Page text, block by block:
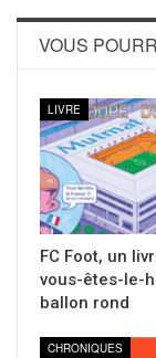
VOUS
LIVRE
FC Foot, un
vous-êtes-le-
ballon rond
CHRONIQUES